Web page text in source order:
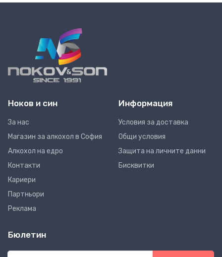
Ноков и син
За нас
Магазин за алкохол в София
Алкохол на едро
Контакти
Кариери
Партньори
Реклама
Информация
Условия за доставка
Общи условия
Защита на личните данни
Бисквитки
Бюлетин